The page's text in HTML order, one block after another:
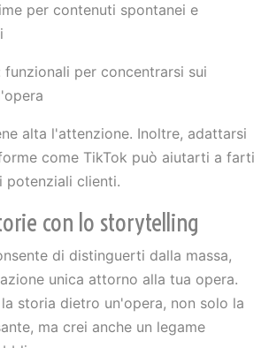
per contenuti spontanei e
funzionali per concentrarsi sui
alta l'attenzione. Inoltre, adattarsi
come TikTok può aiutarti a farti
potenziali clienti.
con lo storytelling
di distinguerti dalla massa,
unica attorno alla tua opera.
storia dietro un'opera, non solo la
ma crei anche un legame